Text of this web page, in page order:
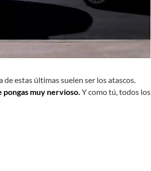
estas últimas suelen ser los atascos.
pongas muy nervioso. Y como tú, todos los